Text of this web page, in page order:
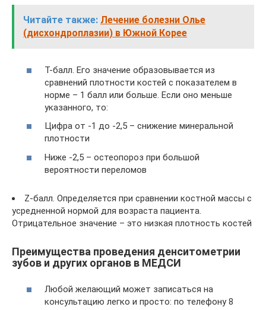
Читайте также: Лечение болезни Олье
(дисхондроплазии) в Южной Корее
T-балл. Его значение образовывается из
сравнений плотности костей с показателем в
норме – 1 балл или больше. Если оно меньше
указанного, то:
Цифра от -1 до -2,5 – снижение минеральной
плотности
Ниже -2,5 – остеопороз при большой
вероятности переломов
Z-балл. Определяется при сравнении костной массы с
усредненной нормой для возраста пациента.
Отрицательное значение – это низкая плотность костей
Преимущества проведения денситометрии
зубов и других органов в МЕДСИ
Любой желающий может записаться на
консультацию легко и просто: по телефону 8